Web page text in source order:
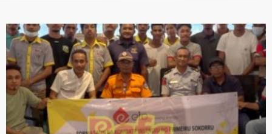
VÍDEO SIRA
EVENTU SIRA
KONTAKTU SIRA
TÉTUM keyboard_arrow_down